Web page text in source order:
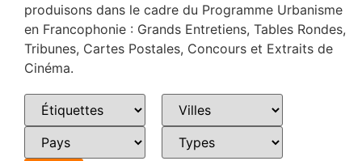
produisons dans le cadre du Programme Urbanisme
en Francophonie : Grands Entretiens, Tables Rondes,
Tribunes, Cartes Postales, Concours et Extraits de
Cinéma.